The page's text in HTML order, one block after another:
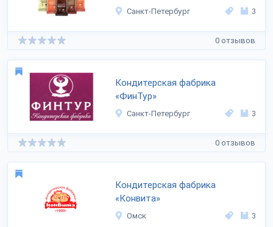
Санкт-Петербург 3
0 отзывов
Кондитерская фабрика
«ФинТур»
Санкт-Петербург 3
0 отзывов
Кондитерская фабрика
«Конвита»
Омск 3